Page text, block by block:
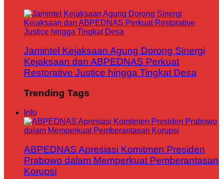
Jamintel Kejaksaan Agung Dorong Sinergi
Kejaksaan dan ABPEDNAS Perkuat
Restorative Justice hingga Tingkat Desa
Trending Tags
Info
ABPEDNAS Apresiasi Komitmen Presiden
Prabowo dalam Memperkuat Pemberantasan
Korupsi